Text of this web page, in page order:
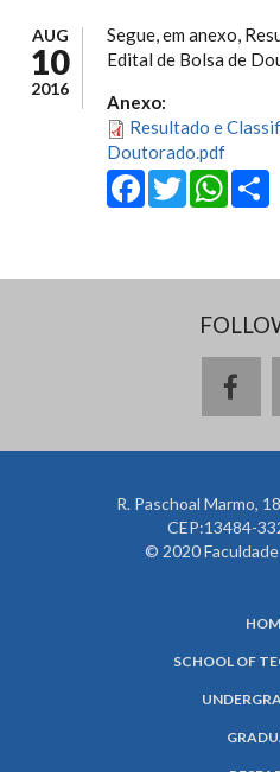
AUG
10
2016
Segue, em anexo,
Edital de Bolsa de
Anexo:
Resultado e
Doutorado.pdf
Facebook
R. Paschoal Marmo,
CEP:13484-
© 2020
SCHOOL OF